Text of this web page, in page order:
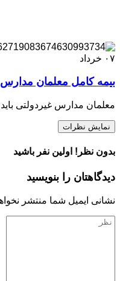
۰۷ خرداد
بیمه کامل معلمان
معلمان مدارس غیردولتی باید به‌صورت
نمایش نظرات
بدون نظر! اولین نفر باشید
دیدگاهتان را بنویسید
نشانی ایمیل شما منتشر